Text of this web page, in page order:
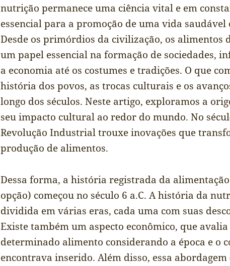
nutrição permanece uma ciência vital e em
essencial para a promoção de uma vida
Desde os primórdios da civilização, os alimentos
um papel essencial na formação de sociedades,
a economia até os costumes e tradições. O que
história dos povos, as trocas culturais e os
longo dos séculos. Neste artigo, exploramos a
seu impacto cultural ao redor do mundo. No
Revolução Industrial trouxe inovações que
produção de alimentos.
Dessa forma, a história registrada da
opção) começou no século 6 a.C. A história da
dividida em várias eras, cada uma com suas
Existe também um aspecto econômico, que
determinado alimento considerando a época e o
encontrava inserido. Além disso, essa abordagem